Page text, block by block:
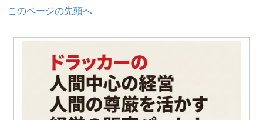
このページの先頭へ